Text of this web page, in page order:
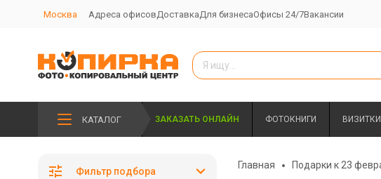
Москва Адреса офисов Доставка Для бизнесаОфисы 24/7Вакансии
КАТАЛОГ ЗАКАЗАТЬ ОНЛАЙН ФОТОКНИГИ ВИЗИТКИ
Главная Подарки к 23
Фильтр подбора